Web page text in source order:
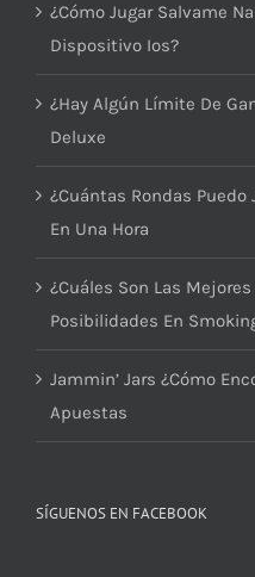
¿Cómo Jugar Salvame
Dispositivo Ios?
¿Hay Algún Límite De
Deluxe
¿Cuántas Rondas Puedo
En Una Hora
¿Cuáles Son Las
Posibilidades En
Jammin’ Jars ¿Cómo
Apuestas
SÍGUENOS EN FACEBOOK